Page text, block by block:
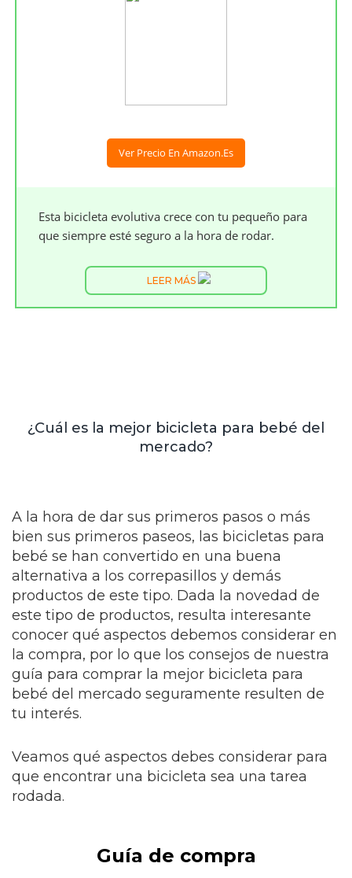
Ver Precio En Amazon.es
Esta bicicleta evolutiva crece con tu pequeño para
que siempre esté seguro a la hora de rodar.
LEER MÁS
¿Cuál es la mejor bicicleta para bebé del
mercado?
A la hora de dar sus primeros pasos o más
bien sus primeros paseos, las bicicletas para
bebé se han convertido en una buena
alternativa a los correpasillos y demás
productos de este tipo. Dada la novedad de
este tipo de productos, resulta interesante
conocer qué aspectos debemos considerar en
la compra, por lo que los consejos de nuestra
guía para comprar la mejor bicicleta para
bebé del mercado seguramente resulten de
tu interés.
Veamos qué aspectos debes considerar para
que encontrar una bicicleta sea una tarea
rodada.
Guía de compra